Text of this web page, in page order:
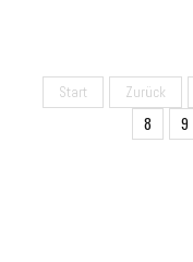
Start Zurück
8
9